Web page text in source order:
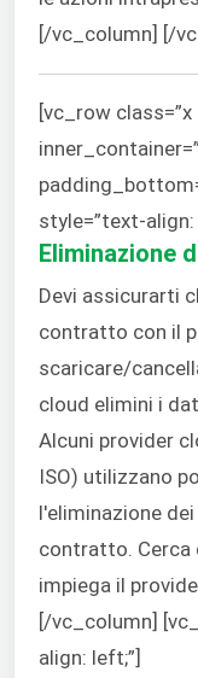
[/vc_column] [/
[vc_row
style=”text-align:
Eliminazione
Devi assicurarti
contratto con il
scaricare/
cloud elimini i
Alcuni provider
ISO) utilizzano
l'eliminazione
contratto. Cerca
impiega il
[/vc_column]
align: left;”]